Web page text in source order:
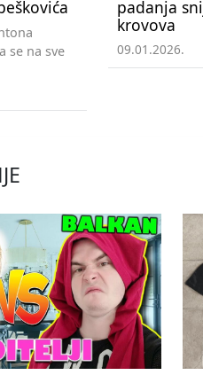
se na sve
padanja
krovova
09.01.2026.